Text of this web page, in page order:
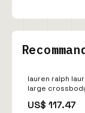
lauren ralph
large
US$ 117.47